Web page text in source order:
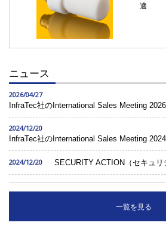
適
ニュース
2026/04/27
InfraTec社のInternational Sales Meeting
2024/12/20
InfraTec社のInternational Sales Meeting
2024/12/20 SECURITY ACTION（セキュリ
デジタル庁 技術検証事業に関する取組とし
一覧を見る